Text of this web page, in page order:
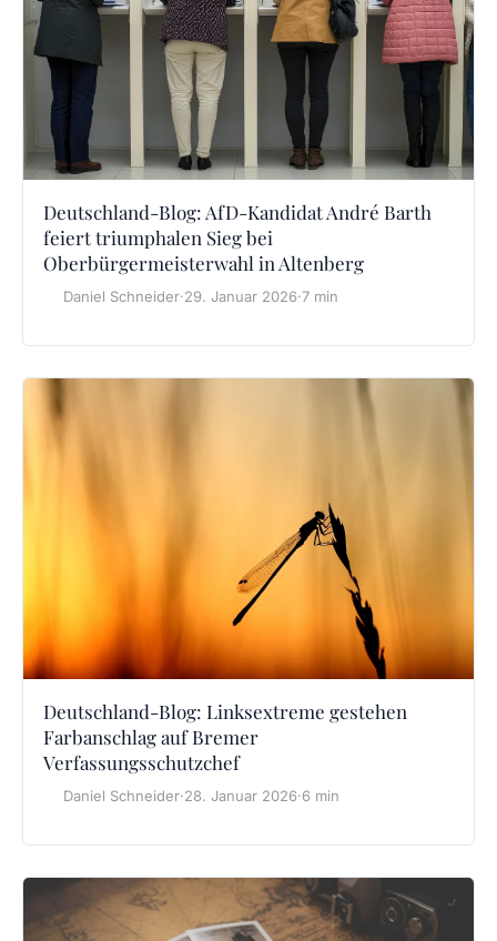
Deutschland-Blog: AfD-Kandidat André Barth
feiert triumphalen Sieg bei
Oberbürgermeisterwahl in Altenberg
Daniel Schneider·29. Januar 2026·7 min
Deutschland-Blog: Linksextreme gestehen
Farbanschlag auf Bremer
Verfassungsschutzchef
Daniel Schneider·28. Januar 2026·6 min